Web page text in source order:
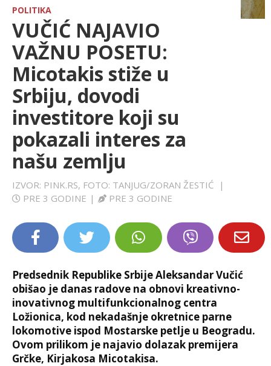
HRONIKA
FARMERI
TV
SPORT
LIFESTYLE
EXTRA
POLITIKA
VUČIĆ NAJAVIO
VAŽNU POSETU:
Micotakis stiže u
Srbiju, dovodi
investitore koji su
pokazali interes za
našu zemlju
IZVOR: PINK.RS, FOTO: TANJUG/ZORAN ŽESTIĆ
|
PRE 3 GODINE | PRE 3 GODINE
Predsednik Republike Srbije Aleksandar Vučić
obišao je danas radove na obnovi kreativno-
inovativnog multifunkcionalnog centra
Ložionica, kod nekadašnje okretnice parne
lokomotive ispod Mostarske petlje u Beogradu.
Ovom prilikom je najavio dolazak premijera
Grčke, Kirjakosa Micotakisa.